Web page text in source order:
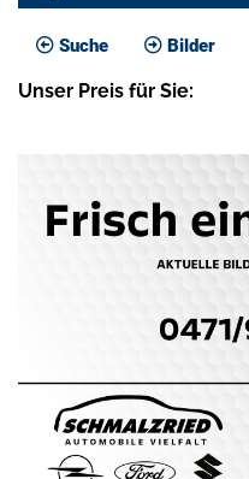
Suche Bilder
Unser Preis für Sie: